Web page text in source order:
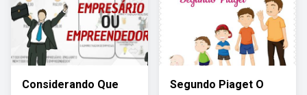
Considerando Que
Segundo Piaget O